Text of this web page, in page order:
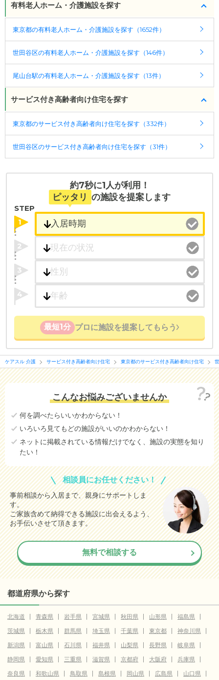
す。詳しくは こちら。
◎ケアスル 介護の3つの特徴
ポート
受付時間：10：00～19：00
・全国10000件の介護施設情報を掲載
幅広い選択肢の中から、条件にあった施設を選ぶ
ことができます。
・こだわりの条件や医療体制から施設を探せる
たとえば「カラオケ」「麻雀」が楽しめる施設、
医療・看護体制から施設を探すこともできます。
有料老人ホーム・介護施設を探す
東京都の有料老人ホーム・介護施設を探す（1652件）
世田谷区の有料老人ホーム・介護施設を探す（146件）
尾山台駅の有料老人ホーム・介護施設を探す（13件）
サービス付き高齢者向け住宅を探す
東京都のサービス付き高齢者向け住宅を探す（332件）
世田谷区のサービス付き高齢者向け住宅を探す（31件）
約7秒に1人が利用！
ピッタリ の施設を提案します
STEP
1
2
3
4
最短1分 プロに施設を提案してもらう
ケアスル 介護 サービス付き高齢者向け住宅 東京都のサービス付き高齢者向け住宅
こんなお悩みございませんか
何を調べたらいいかわからない！
いろいろ見てもどの施設がいいのかわからない！
ネットに掲載されている情報だけでなく、施設の実態を知り
たい！
相談員にお任せください！
事前相談から入居まで、親身にサポートしま
す。
ご家族含めて納得できる施設に出会えるよう、
お手伝いさせて頂きます。
無料で相談する
都道府県から探す
北海道 青森県 岩手県 宮城県 秋田県 山形県
福島県
茨城県
栃木県 群馬県 埼玉県 千葉県 東京都
神奈川県
新潟県
富山県 石川県 福井県 山梨県 長野県
岐阜県
静岡県
愛知県 三重県 滋賀県 京都府 大阪府
兵庫県
奈良県
和歌山県 鳥取県 島根県 岡山県 広島県
山口県